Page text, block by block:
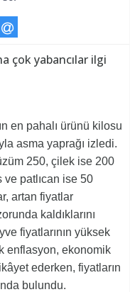
çok yabancılar ilgi
en pahalı ürünü kilosu
asma yaprağı izledi.
250, çilek ise 200
ve patlıcan ise 50
artan fiyatlar
kaldıklarını
fiyatlarının yüksek
enflasyon, ekonomik
ederken, fiyatların
bulundu.